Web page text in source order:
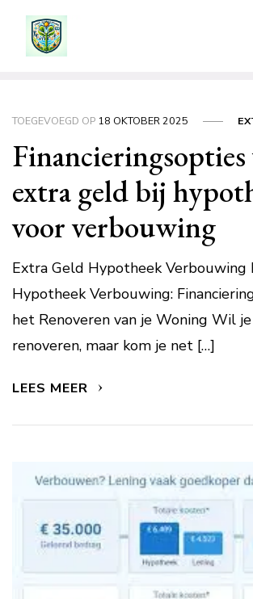
TOEGEVOEGD OP 18 OKTOBER 2025
extra geld bij
voor verbouwing
Extra Geld Hypotheek Verbouwing
Hypotheek Verbouwing:
het Renoveren van je Woning Wil
renoveren, maar kom je net […]
LEES MEER